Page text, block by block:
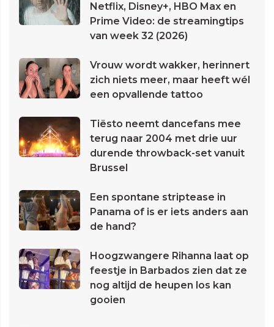
Netflix, Disney+, HBO Max en
Prime Video: de streamingtips
van week 32 (2026)
Vrouw wordt wakker, herinnert
zich niets meer, maar heeft wél
een opvallende tattoo
Tiësto neemt dancefans mee
terug naar 2004 met drie uur
durende throwback-set vanuit
Brussel
Een spontane striptease in
Panama of is er iets anders aan
de hand?
Hoogzwangere Rihanna laat op
feestje in Barbados zien dat ze
nog altijd de heupen los kan
gooien